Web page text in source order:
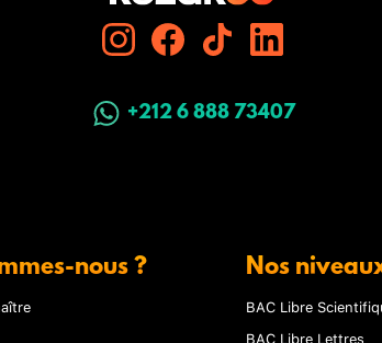
+212 6 888 73407
nous ? Nos
BAC Libre
BAC Libre Lettres